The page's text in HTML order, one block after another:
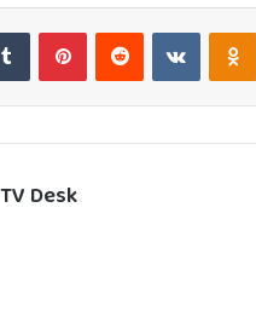
Tumblr PinterestReddit
Desk